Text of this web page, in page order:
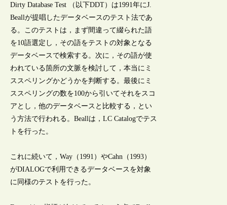
Dirty Database Test （以下DDT）は1991年にJ.
Beallが提唱したデータベースのテスト法であ
る。このテストは，まず間違って綴られた語
を10語選定し，その語をテストの対象となる
データベースで検索する。次に，その語が使
われている箇所の文脈を検討して，本当にミ
ススペリングかどうかを判断する。最後にミ
ススペリングの数を100から引いてそれをスコ
アとし，他のデータベースと比較する，とい
う方法で行われる。Beallは，LC Catalogでテス
トを行った。
これに続いて，Way（1991）やCahn（1993）
がDIALOGで利用できるデータベースを対象
に同様のテストを行った。